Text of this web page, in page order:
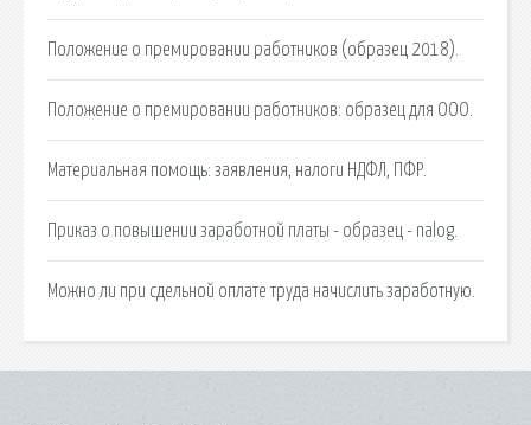
Положение о премировании работников (образец 2018).
Положение о премировании работников: образец для ООО.
Материальная помощь: заявления, налоги НДФЛ, ПФР.
Приказ о повышении заработной платы - образец - nalog.
Можно ли при сдельной оплате труда начислить заработную.